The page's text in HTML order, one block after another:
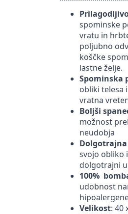
spominske
vratu in
poljubno
koščke
lastne želje.
Spominska
obliki telesa
vratna
Boljši
možnost
neudobja
svojo obliko
dolgotrajni
100%
udobnost
Velikost: 40